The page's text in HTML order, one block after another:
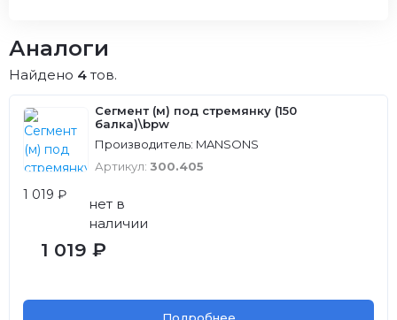
Аналоги
Найдено 4 тов.
Сегмент (м) под стремянку (150
балка)\bpw
Производитель: MANSONS
Артикул: 300.405
1 019 ₽
нет в
наличии
1 019 ₽